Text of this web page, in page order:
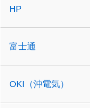
HP
富士通
OKI（沖電気）